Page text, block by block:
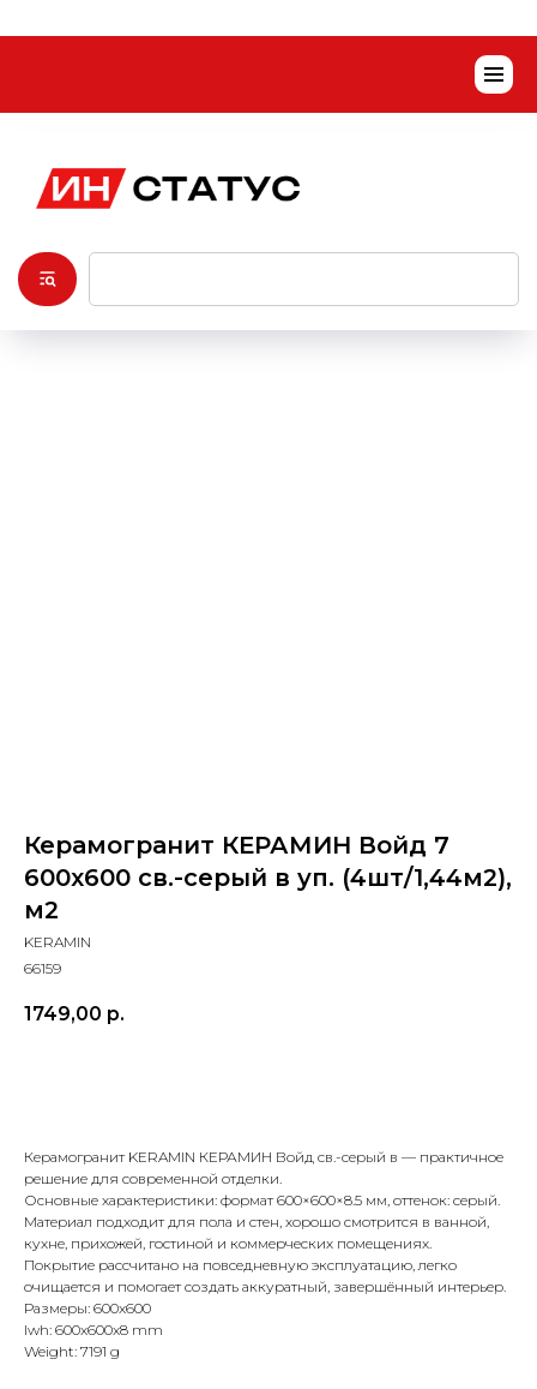
Керамогранит КЕРАМИН Войд 7
600х600 св.-серый в уп. (4шт/1,44м2),
м2
KERAMIN
66159
1749,00 р.
Керамогранит KERAMIN КЕРАМИН Войд св.-серый в — практичное
решение для современной отделки.
Основные характеристики: формат 600×600×8.5 мм, оттенок: серый.
Материал подходит для пола и стен, хорошо смотрится в ванной,
кухне, прихожей, гостиной и коммерческих помещениях.
Покрытие рассчитано на повседневную эксплуатацию, легко
очищается и помогает создать аккуратный, завершённый интерьер.
Размеры: 600x600
lwh: 600x600x8 mm
Weight: 7191 g